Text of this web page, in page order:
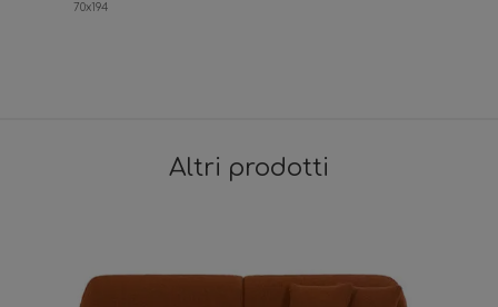
70x194
Altri prodotti